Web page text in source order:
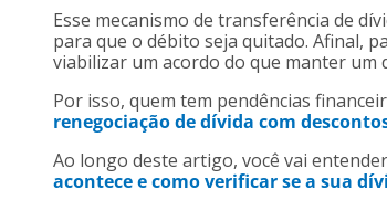
Esse mecanismo de transferência de
para que o débito seja quitado. Afinal,
viabilizar um acordo do que manter
Por isso, quem tem pendências
renegociação de dívida com
Ao longo deste artigo, você vai entender
acontece e como verificar se a sua